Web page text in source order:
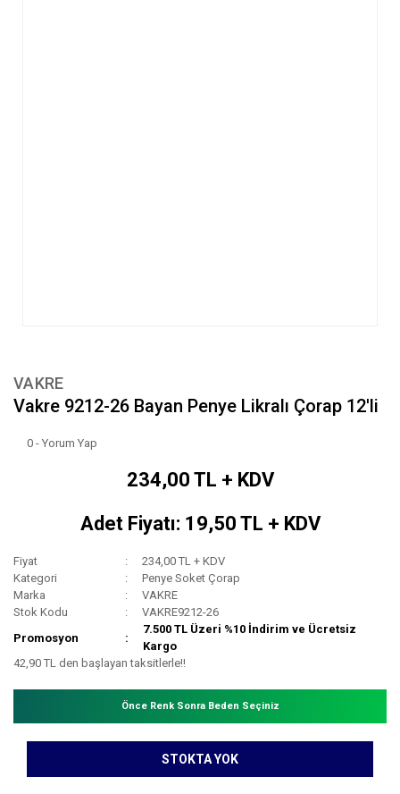
VAKRE
Vakre 9212-26 Bayan Penye Likralı Çorap 12'li
0 - Yorum Yap
234,00 TL + KDV
Adet Fiyatı: 19,50 TL + KDV
Fiyat
234,00 TL + KDV
Kategori
Penye Soket Çorap
Marka
VAKRE
Stok Kodu
VAKRE9212-26
Promosyon
7.500 TL Üzeri %10 İndirim ve Ücretsiz
Kargo
42,90 TL den başlayan taksitlerle!!
Önce Renk Sonra Beden Seçiniz
STOKTA YOK